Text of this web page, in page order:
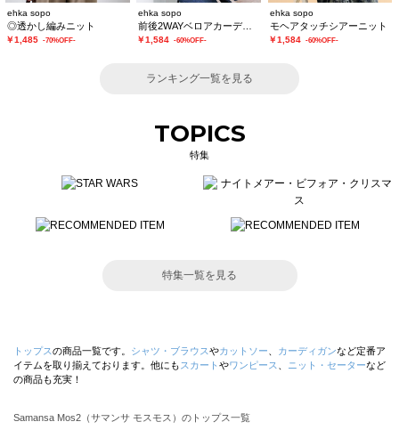
ehka sopo
◎透かし編みニット
￥1,485 -70%OFF-
ehka sopo
￥1,584 -60%OFF-
ehka sopo
モヘアタッチシアーニット
￥1,584 -60%OFF-
ランキング一覧を見る
TOPICS
特集
特集一覧を見る
トップスの商品一覧です。 シャツ・ブラウスやカットソー カーディガンなど定番ア
イテムを取り揃えております。他にも スカート やワンピース ニット・セーターなど
の商品も充実！
Samansa Mos2（サマンサ モスモス）のトップス一覧